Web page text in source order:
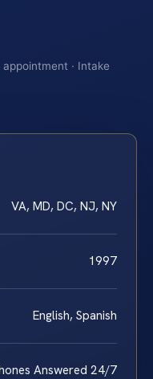
· Intake
VA, MD, DC, NJ, NY
1997
English, Spanish
Answered 24/7